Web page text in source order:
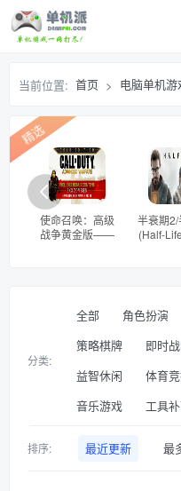
首页
最近更新游戏
电脑单机游戏
游戏排行榜
当前位置: 首页 > 电脑单机游
精选
使命召唤：高级
战争黄金版——
半衰期
(Half-
纪
分类:
全部 角色扮演
策略棋牌
即时
益智休闲
体育
音乐游戏
工具
排序: 最近更新 最